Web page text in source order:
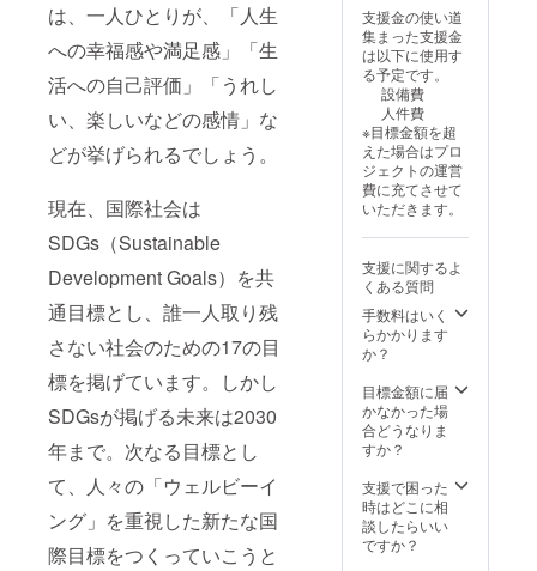
は、一人ひとりが、「人生
への幸福感や満足感」「生
活への自己評価」「うれし
い、楽しいなどの感情」な
どが挙げられるでしょう。
現在、国際社会は
SDGs（Sustainable
Development Goals）を共
通目標とし、誰一人取り残
さない社会のための17の目
標を掲げています。しかし
SDGsが掲げる未来は2030
年まで。次なる目標とし
て、人々の「ウェルビーイ
ング」を重視した新たな国
際目標をつくっていこうと
方法：
お名前
を文字
で掲載
します
・注意
事項：
支援
時、必
ず備考
欄に掲
載を希
るお名
前をご
記入く
ださい
支援金の使い道
集まった支援金
は以下に使用す
る予定です。
設備費
人件費
※目標金額を超
えた場合はプロ
ジェクトの運営
費に充てさせて
いただきます。
支援に関するよ
くある質問
手数料はいく
らかかります
か？
目標金額に届
かなかった場
合どうなりま
すか？
支援で困った
時はどこに相
談したらいい
ですか？